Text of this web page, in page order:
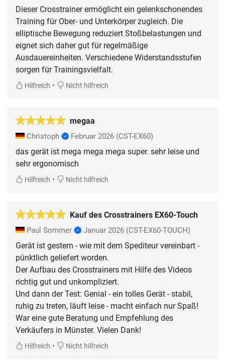
Dieser Crosstrainer ermöglicht ein gelenkschonendes
Training für Ober- und Unterkörper zugleich. Die
elliptische Bewegung reduziert Stoßbelastungen und
eignet sich daher gut für regelmäßige
Ausdauereinheiten. Verschiedene Widerstandsstufen
sorgen für Trainingsvielfalt.
Hilfreich • Nicht hilfreich
megaa
Christoph Februar 2026 (CST-EX60)
das gerät ist mega mega mega super. sehr leise und
sehr ergonomisch
Hilfreich • Nicht hilfreich
Kauf des Crosstrainers EX60-Touch
Paul Sommer Januar 2026 (CST-EX60-TOUCH)
Gerät ist gestern - wie mit dem Spediteur vereinbart -
pünktlich geliefert worden.
Der Aufbau des Crosstrainers mit Hilfe des Videos
richtig gut und unkompliziert.
Und dann der Test: Genial - ein tolles Gerät - stabil,
ruhig zu treten, läuft leise - macht einfach nur Spaß!
War eine gute Beratung und Empfehlung des
Verkäufers in Münster. Vielen Dank!
Hilfreich • Nicht hilfreich